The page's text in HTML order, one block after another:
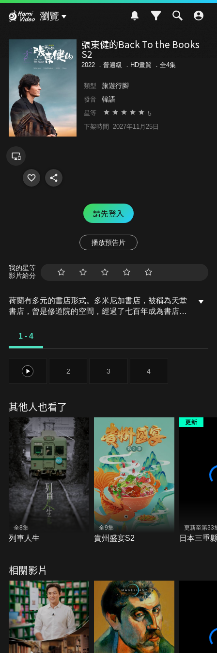
瀏覽
張東健的Back To the Books
S2
2022 ． 普遍級 ．HD畫質 ．全4集
類型 旅遊行腳
發音 韓語
星等 5
下架時間 2027年11月25日
請先登入
播放預告片
我的星等
影片給分
荷蘭有多元的書店形式。多米尼加書店，被稱為天堂
書店，曾是修道院的空間，經過了七百年成為書店，
請消防員來教導孩子們消防知識，也介紹相關書籍。
聞名，提供顧客如家一般的舒適感，以及藝術靈感，
舉辦藝術展做作品拍賣；擁有五層樓的斯凱爾特瑪書
1 - 4
1 2 3 4
其他人也看了
全8集
列車人生
全9集
貴州盛宴S2
更新至第33
日本三重
相關影片